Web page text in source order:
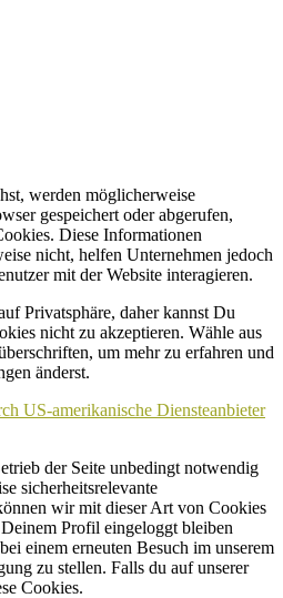
werden möglicherweise
gespeichert oder abgerufen,
Diese Informationen
nicht, helfen Unternehmen jedoch
mit der Website interagieren.
Privatsphäre, daher kannst Du
nicht zu akzeptieren. Wähle aus
um mehr zu erfahren und
änderst.
US-amerikanische Diensteanbieter
der Seite unbedingt notwendig
sicherheitsrelevante
wir mit dieser Art von Cookies
Profil eingeloggt bleiben
einem erneuten Besuch im unserem
zu stellen. Falls du auf unserer
Cookies.